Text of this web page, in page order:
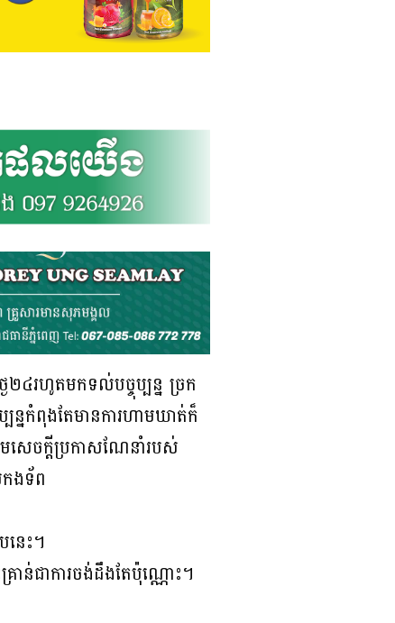
៤រហូតមកទល់បច្ចុប្បន្ន ច្រក
ន្នកំពុងតែមានការហាមឃាត់ក៏
សេចក្តីប្រកាសណែនាំរបស់
ងទ័ព
នេះ។
ាន់ជាការចង់ដឹងតែប៉ុណ្ណោះ។